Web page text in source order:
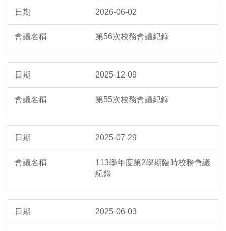
2026-06-02
第56次校務會議紀錄
2025-12-09
第55次校務會議紀錄
2025-07-29
113學年度第2學期臨時校務會議
紀錄
2025-06-03